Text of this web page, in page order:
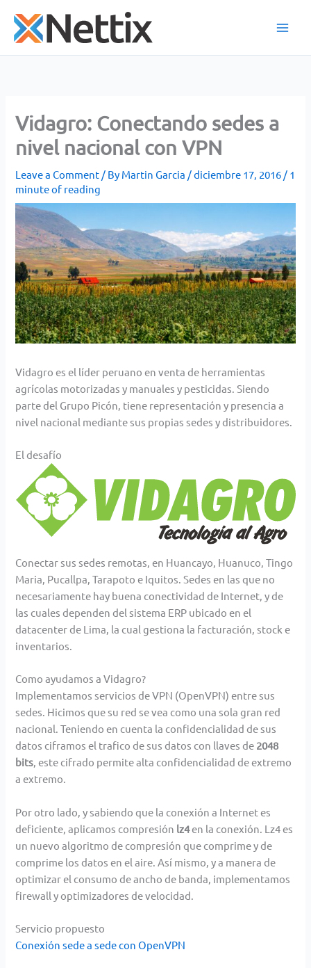
content
Vidagro: Conectando sedes a
nivel nacional con VPN
Leave a Comment / By Martin Garcia /diciembre 17, 2016 / 1
minute of reading
Vidagro es el líder peruano en venta de herramientas
agrícolas motorizadas y manuales y pesticidas. Siendo
parte del Grupo Picón, tiene representación y presencia a
nivel nacional mediante sus propias sedes y distribuidores.
El desafío
Conectar sus sedes remotas, en Huancayo, Huanuco, Tingo
Maria, Pucallpa, Tarapoto e Iquitos. Sedes en las que no
necesariamente hay buena conectividad de Internet, y de
las cuales dependen del sistema ERP ubicado en el
datacenter de Lima, la cual gestiona la facturación, stock e
inventarios.
Como ayudamos a Vidagro?
Implementamos servicios de VPN (OpenVPN) entre sus
sedes. Hicimos que su red se vea como una sola gran red
nacional. Teniendo en cuenta la confidencialidad de sus
datos ciframos el trafico de sus datos con llaves de 2048
bits, este cifrado permite alta confidencialidad de extremo
a extremo.
Por otro lado, y sabiendo que la conexión a Internet es
deficiente, aplicamos compresión lz4en la conexión. Lz4 es
un nuevo algoritmo de compresión que comprime y de
comprime los datos en el aire. Así mismo, y a manera de
optimizar el consumo de ancho de banda, implementamos
firewall y optimizadores de velocidad.
Servicio propuesto
Conexión sede a sede con OpenVPN